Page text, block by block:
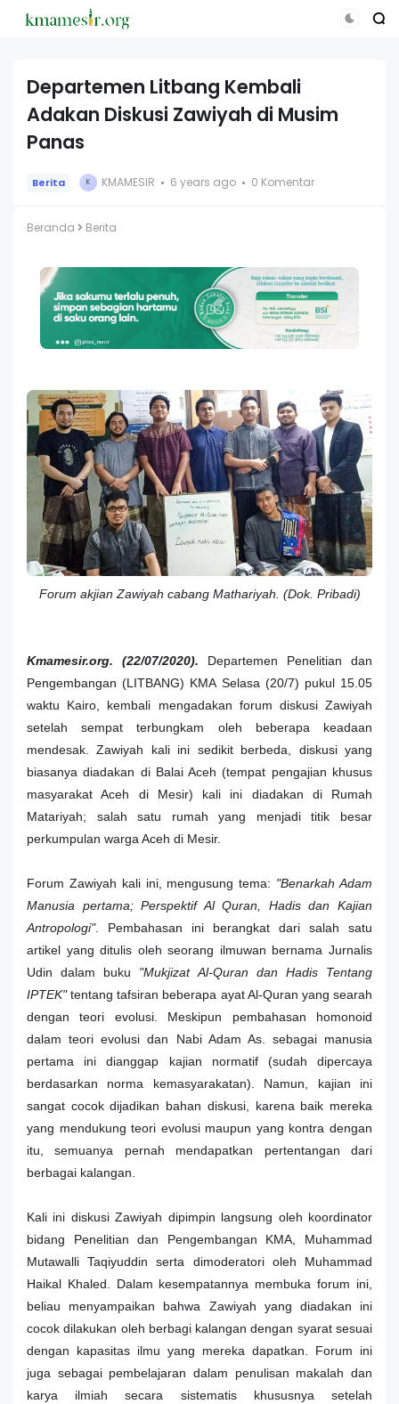
Departemen Litbang Kembali
Adakan Diskusi Zawiyah di Musim
Panas
Berita K KMAMESIR 6 years ago 0 Komentar
Beranda Berita
Forum akjian Zawiyah cabang Mathariyah. (Dok. Pribadi)
Kmamesir.org. (22/07/2020). Departemen Penelitian dan
Pengembangan (LITBANG) KMA Selasa (20/7) pukul 15.05
waktu Kairo, kembali mengadakan forum diskusi Zawiyah
setelah sempat terbungkam oleh beberapa keadaan
mendesak. Zawiyah kali ini sedikit berbeda, diskusi yang
biasanya diadakan di Balai Aceh (tempat pengajian khusus
masyarakat Aceh di Mesir) kali ini diadakan di Rumah
Matariyah; salah satu rumah yang menjadi titik besar
perkumpulan warga Aceh di Mesir.
Forum Zawiyah kali ini, mengusung tema: "Benarkah Adam
Manusia pertama; Perspektif Al Quran, Hadis dan Kajian
Antropologi". Pembahasan ini berangkat dari salah satu
artikel yang ditulis oleh seorang ilmuwan bernama Jurnalis
Udin dalam buku "Mukjizat Al-Quran dan Hadis Tentang
IPTEK"tentang tafsiran beberapa ayat Al-Quran yang searah
dengan teori evolusi. Meskipun pembahasan homonoid
dalam teori evolusi dan Nabi Adam As. sebagai manusia
pertama ini dianggap kajian normatif (sudah dipercaya
berdasarkan norma kemasyarakatan). Namun, kajian ini
sangat cocok dijadikan bahan diskusi, karena baik mereka
yang mendukung teori evolusi maupun yang kontra dengan
itu, semuanya pernah mendapatkan pertentangan dari
berbagai kalangan.
Kali ini diskusi Zawiyah dipimpin langsung oleh koordinator
bidang Penelitian dan Pengembangan KMA, Muhammad
Mutawalli Taqiyuddin serta dimoderatori oleh Muhammad
Haikal Khaled. Dalam kesempatannya membuka forum ini,
beliau menyampaikan bahwa Zawiyah yang diadakan ini
cocok dilakukan oleh berbagi kalangan dengan syarat sesuai
dengan kapasitas ilmu yang mereka dapatkan. Forum ini
juga sebagai pembelajaran dalam penulisan makalah dan
karya ilmiah secara sistematis khususnya setelah